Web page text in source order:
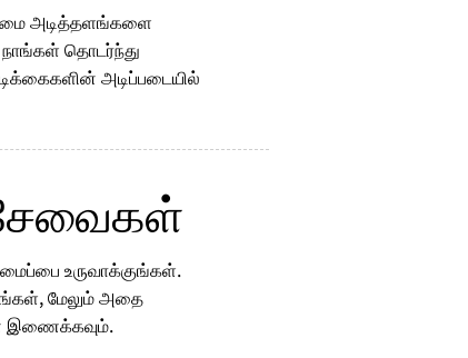
அடித்தளங்களை
நாங்கள் தொடர்ந்து
அடிப்படையில்
உருவாக்குங்கள்.
மேலும் அதை
இணைக்கவும்.